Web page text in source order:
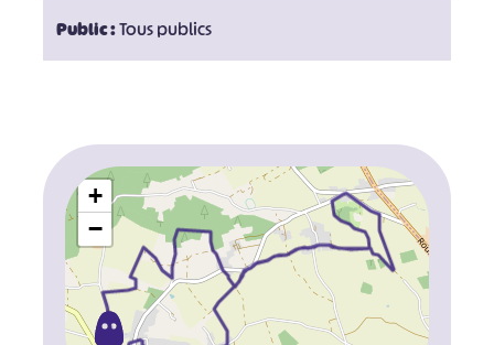
Public :Tous publics
+
−